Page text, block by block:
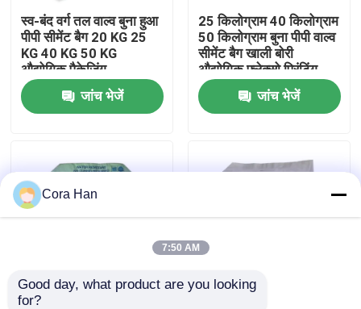
गुणवत्ता नियंत्रण
संपर्क करें
एक उद्धरण का अनुरोध करें
पीपी सीमेंट बैग
स्व-बंद वर्ग तल वाल्व बुना हुआ
पीपी सीमेंट बैग 20 KG 25
KG 40 KG 50 KG
औद्योगिक पैकेजिंग
जांच भेजें
25 किलोग्राम 40 किलोग्राम
50 किलोग्राम बुना पीपी वाल्व
सीमेंट बैग खाली बोरी
औद्योगिक फ्लेक्सो प्रिंटिंग
पैकेजिंग
जांच भेजें
ब्लॉक बॉटम खाली वाल्व पीपी
Cora Han
7:50 AM
Good day, what product are you looking
for?